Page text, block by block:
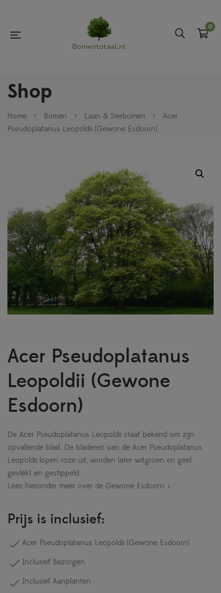
0
Shop
Home > Bomen > Laan & Sierbomen >
Acer
Pseudoplatanus Leopoldii (Gewone Esdoorn)
Acer Pseudoplatanus
Leopoldii (Gewone
Esdoorn)
De Acer Pseudoplatanus Leopoldii staat bekend om zijn
opvallende blad. De bladeren van de Acer Pseudoplatanus
Leopoldii lopen roze uit, worden later witgroen en geel
gevlekt en gestippeld.
Lees hieronder meer over de Gewone Esdoorn ↓
Prijs is inclusief:
Acer Pseudoplatanus Leopoldii (Gewone Esdoorn)
Inclusief Bezorgen
Inclusief Aanplanten